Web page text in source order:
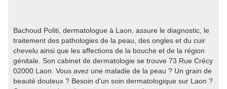
Bachoud Politi, dermatologue à Laon, assure le diagnostic, le
traitement des pathologies de la peau, des ongles et du cuir
chevelu ainsi que les affections de la bouche et de la région
génitale. Son cabinet de dermatologie se trouve 73 Rue Crécy
02000 Laon. Vous avez une maladie de la peau ? Un grain de
beauté douteux ? Besoin d'un soin dermatologique sur Laon ?